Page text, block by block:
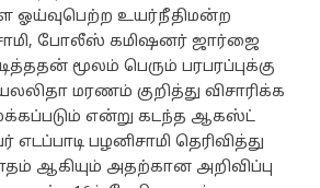
ஓய்வுபெற்ற உயர்நீதிமன்ற
போலீஸ் கமிஷனர் ஜார்ஜை
மூலம் பெரும் பரபரப்புக்கு
மரணம் குறித்து விசாரிக்க
என்று கடந்த ஆகஸ்ட்
எடப்பாடி பழனிசாமி தெரிவித்து
ஆகியும் அதற்கான அறிவிப்பு